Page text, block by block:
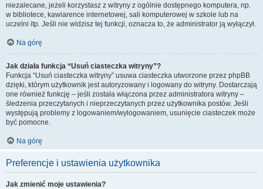
niezalecane, jeżeli korzystasz z witryny z ogólnie dostępnego komputera, np.
w bibliotece, kawiarence internetowej, sali komputerowej w szkole lub na
uczelni itp. Jeśli nie widzisz tej funkcji, oznacza to, że administrator ją wyłączył.
Na górę
Jak działa funkcja “Usuń ciasteczka witryny”?
Funkcja “Usuń ciasteczka witryny” usuwa ciasteczka utworzone przez phpBB
dzięki, którym użytkownik jest autoryzowany i logowany do witryny. Dostarczają
one również funkcję – jeśli została włączona przez administratora witryny –
śledzenia przeczytanych i nieprzeczytanych przez użytkownika postów. Jeśli
występują problemy z logowaniem/wylogowaniem, usunięcie ciasteczek może
być pomocne.
Na górę
Preferencje i ustawienia użytkownika
Jak zmienić moje ustawienia?